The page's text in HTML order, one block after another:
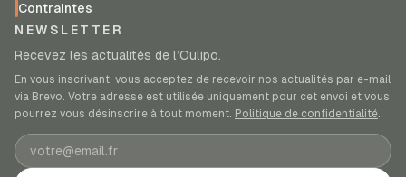
Contraintes
NEWSLETTER
Recevez les actualités de l’Oulipo.
En vous inscrivant, vous acceptez de recevoir nos actualités par e-mail
via Brevo. Votre adresse est utilisée uniquement pour cet envoi et vous
pourrez vous désinscrire à tout moment. Politique de confidentialité.
Adresse e-mail